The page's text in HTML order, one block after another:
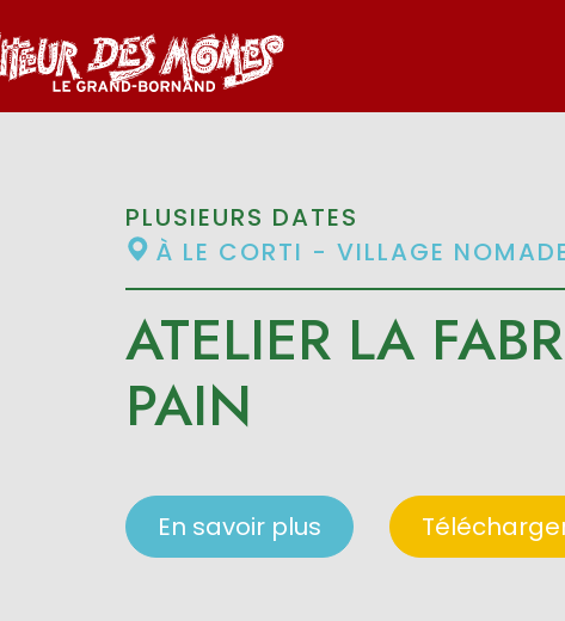
PLUSIEURS DATES
À LE CORTI - VILLAGE
ATELIER LA
PAIN
En savoir plus